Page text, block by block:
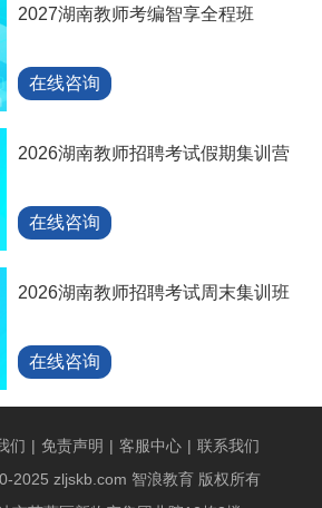
2027湖南教师考编智享全程班
在线咨询
2026湖南教师招聘考试假期集训营
在线咨询
2026湖南教师招聘考试周末集训班
在线咨询
们 | 免责声明 | 客服中心 | 联系我们
2025 zljskb.com 智浪教育 版权所有